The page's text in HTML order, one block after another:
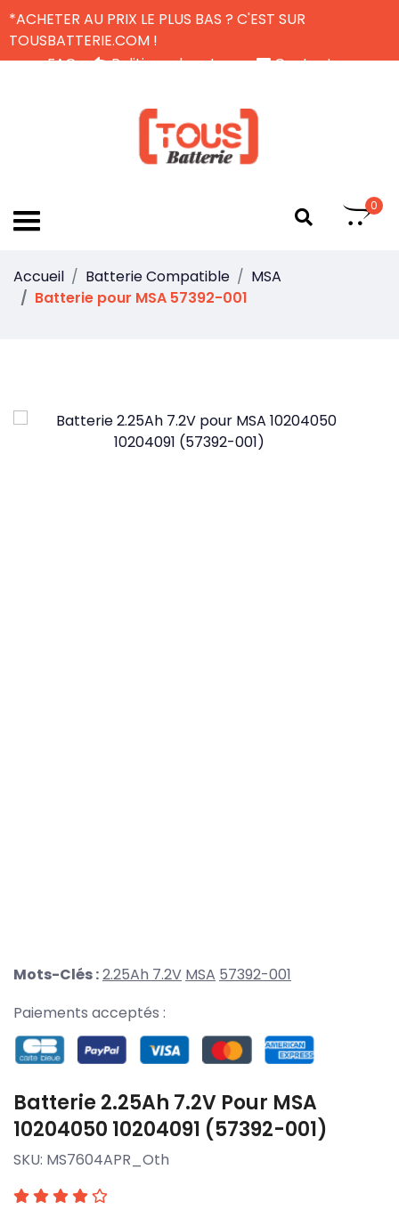
*ACHETER AU PRIX LE PLUS BAS ? C'EST SUR
TOUSBATTERIE.COM !
FAQ
Politique de retour
Contactez-nous
0
Accueil Batterie Compatible
MSA
Batterie pour MSA 57392-001
Mots-Clés :2.25Ah 7.2V MSA 57392-001
Paiements acceptés :
Batterie 2.25Ah 7.2V Pour MSA
10204050 10204091 (57392-001)
SKU: MS7604APR_Oth